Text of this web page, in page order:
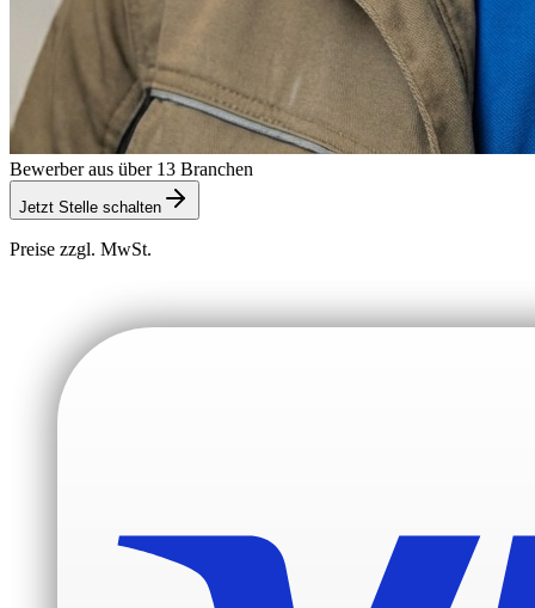
Bewerber aus über 13 Branchen
Jetzt Stelle schalten
Preise zzgl. MwSt.